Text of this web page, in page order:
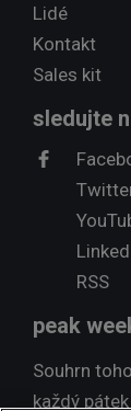
Lidé
Kontakt
Sales kit
sledujte
RSS
peak
Souhrn
každý